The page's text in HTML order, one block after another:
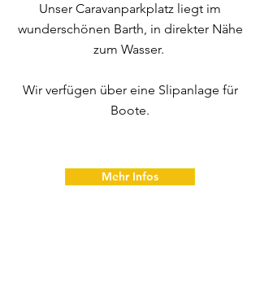
Unser Caravanparkplatz liegt im
wunderschönen Barth, in direkter Nähe
zum Wasser.
Wir verfügen über eine Slipanlage für
Boote.
Mehr Infos